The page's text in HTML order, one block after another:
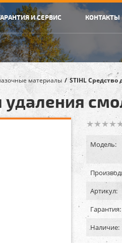
И СЕРВИС КОНТАКТЫ
материалы STIHL
удаления
Модель:
Артикул:
Гарантия:
Наличие: